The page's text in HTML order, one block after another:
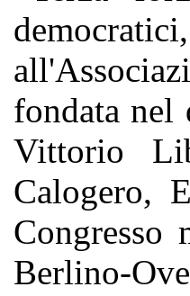
fondata nel
Vittorio
Calogero,
Berlino-